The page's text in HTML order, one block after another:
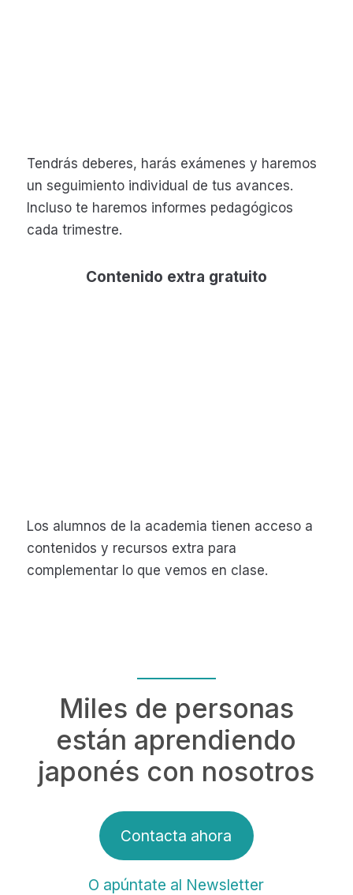
Tendrás deberes, harás exámenes y haremos
un seguimiento individual de tus avances.
Incluso te haremos informes pedagógicos
cada trimestre.
Contenido extra gratuito
Los alumnos de la academia tienen acceso a
contenidos y recursos extra para
complementar lo que vemos en clase.
Miles de personas
están aprendiendo
japonés con nosotros
Contacta ahora
O apúntate al Newsletter